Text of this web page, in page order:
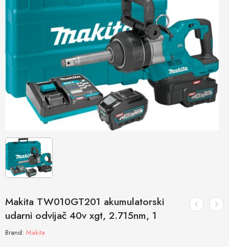
Makita TW010GT201 akumulatorski
udarni odvijač 40v xgt, 2.715nm, 1
Brand: Makita